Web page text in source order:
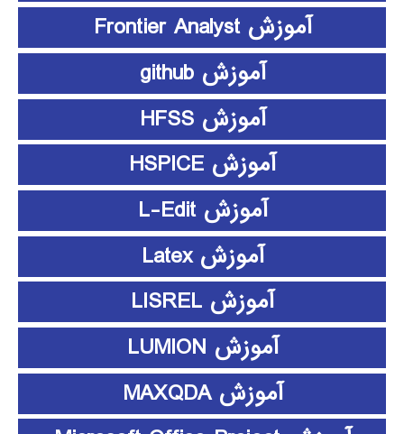
آموزش Frontier Analyst
آموزش github
آموزش HFSS
آموزش HSPICE
آموزش L-Edit
آموزش Latex
آموزش LISREL
آموزش LUMION
آموزش MAXQDA